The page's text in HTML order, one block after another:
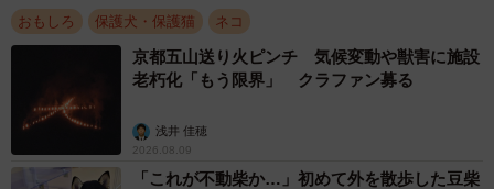
おもしろ 保護犬・保護猫 ネコ
京都五山送り火ピンチ 気候変動や獣害に施設
老朽化「もう限界」 クラファン募る
浅井 佳穂
2026.08.09
「これが不動柴か…」初めて外を散歩した豆柴